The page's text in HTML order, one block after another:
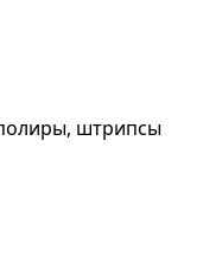
штрипсы